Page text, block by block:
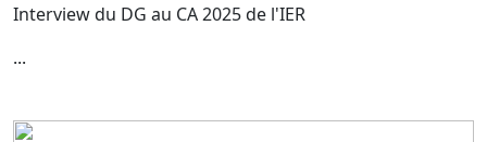
Interview du DG au CA 2025 de l'IER
...